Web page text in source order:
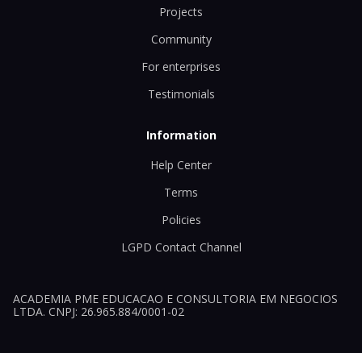
Projects
Community
For enterprises
Testimonials
Information
Help Center
Terms
Policies
LGPD Contact Channel
ACADEMIA PME EDUCACAO E CONSULTORIA EM NEGOCIOS
LTDA. CNPJ: 26.965.884/0001-02